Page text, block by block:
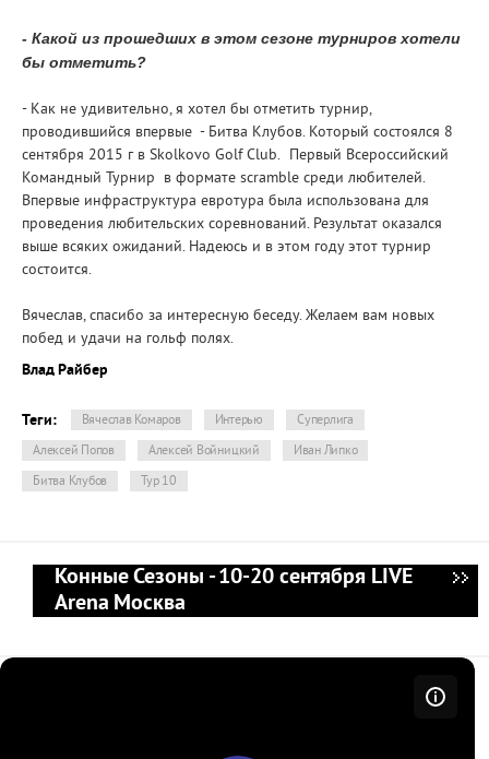
- Какой из прошедших в этом сезоне турниров хотели
бы отметить?
- Как не удивительно, я хотел бы отметить турнир,
проводившийся впервые - Битва Клубов. Который состоялся 8
сентября 2015 г в Skolkovo Golf Club. Первый Всероссийский
Командный Турнир в формате scramble среди любителей.
Впервые инфраструктура евротура была использована для
проведения любительских соревнований. Результат оказался
выше всяких ожиданий. Надеюсь и в этом году этот турнир
состоится.
Вячеслав, спасибо за интересную беседу. Желаем вам новых
побед и удачи на гольф полях.
Влад Райбер
Теги: Вячеслав Комаров Интерью
Суперлига
Алексей Попов
Алексей Войницкий
Иван Липко
Битва Клубов
Тур 10
Конные Сезоны - 10-20 сентября LIVE
Arena Москва